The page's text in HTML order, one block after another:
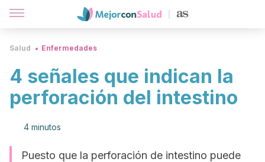
Salud Enfermedades
4 señales que indican la
perforación del intestino
4 minutos
Puesto que la perforación de intestino puede